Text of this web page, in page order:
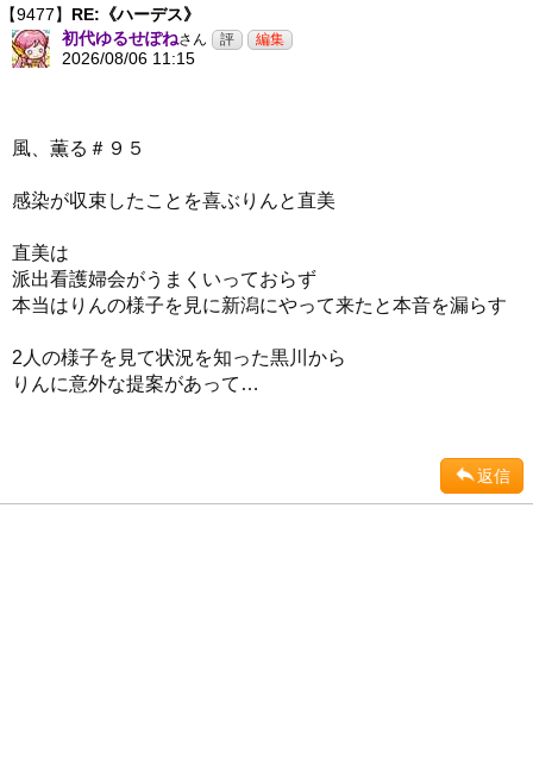
【9477】 RE:《ハーデス》
初代ゆるせぽねさん
2026/08/06 11:15
風、薫る＃９５
感染が収束したことを喜ぶりんと直美
直美は
派出看護婦会がうまくいっておらず
本当はりんの様子を見に新潟にやって来たと本音を漏らす
2人の様子を見て状況を知った黒川から
りんに意外な提案があって…
返信